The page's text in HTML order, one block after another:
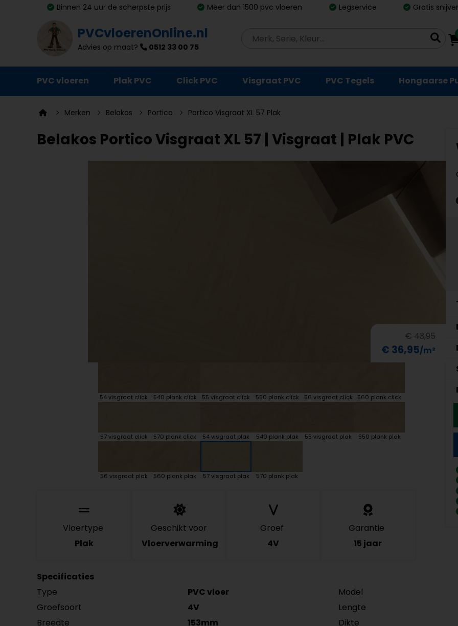
Binnen 24 uur de scherpste prijs Meer dan 1500 pvc vloeren Legservice Gratis
PVCvloerenOnline.nl
Advies op maat? 0512 33 00 75
PVC vloeren Plak PVC Click PVC Visgraat PVC PVC Tegels Hongaarse
Ondervloeren
Plinten
Merken Belakos Portico Portico Visgraat XL 57 Plak
Belakos Portico Visgraat XL 57 | Visgraat | Plak PVC
€ 43,95
€ 36,95
54 visgraat click 540 plank click 55 visgraat click 550 plank click 56 visgraat click 560 plank click
57 visgraat click 570 plank click 54 visgraat plak 540 plank plak 55 visgraat plak 550 plank plak
56 visgraat plak 560 plank plak 57 visgraat plak 570 plank plak
Vloertype
Plak
Geschikt voor
Vloerverwarming
Groef
4V
Garantie
15 jaar
Specificaties
Type
PVC vloer Model
Groefsoort
4V Lengte
Breedte
153mm Dikte